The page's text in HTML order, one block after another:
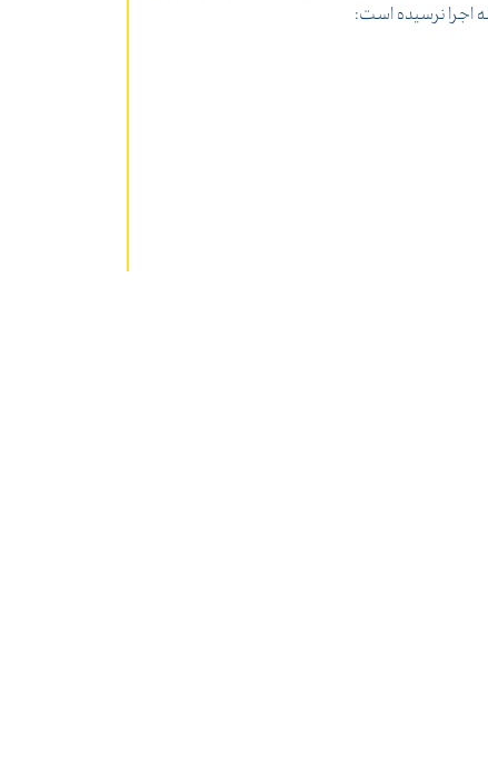
اجرا نرسیده است: